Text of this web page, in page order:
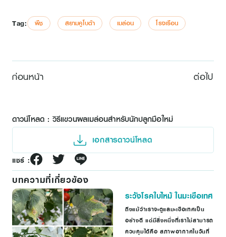
Tag: พืช สยามคูโบต้า เมล่อน โรงเรือน
ก่อนหน้า ต่อไป
ดาวน์โหลด : วิธีแขวนผลเมล่อนสำหรับนักปลูกมือใหม่
เอกสารดาวน์โหลด
แชร์ :
บทความที่เกี่ยวข้อง
ระวังโรคใบไหม้ ในมะเขือเทศ
ถึงแม้ว่าเราจะดูแลมะเขือเทศเป็น
อย่างดี แต่มีสิ่งหนึ่งที่เราไม่สามารถ
ควบคุมได้คือ สภาพอากาศในวันที่